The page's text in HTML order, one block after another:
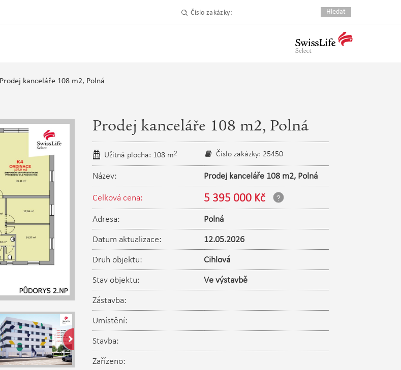
Číslo zakázky:
Prodej kanceláře 108 m2, Polná
Prodej kanceláře 108 m2, Polná
Užitná plocha: 108 m2 Číslo zakázky: 25450
Název:
Prodej kanceláře 108 m2, Polná
Celková cena:
5 395 000 Kč
Adresa:
Polná
Datum aktualizace:
12.05.2026
Druh objektu:
Cihlová
Stav objektu:
Ve výstavbě
Zástavba:
Umístění:
Stavba:
Zařízeno: